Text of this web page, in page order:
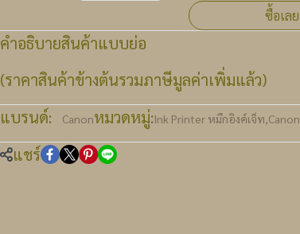
ซื้อเลย
คำอธิบายสินค้าแบบย่อ
(ราคาสินค้าข้างต้นรวมภาษีมูลค่าเพิ่มแล้ว)
แบรนด์:
Canonหมวดหมู่:Ink Printer หมึกอิงค์เจ็ท,Canon
แชร์